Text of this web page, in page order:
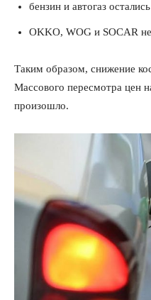
бензин и автогаз
OKKO, WOG и SOCAR
Таким образом, снижение
Массового пересмотра цен
произошло.